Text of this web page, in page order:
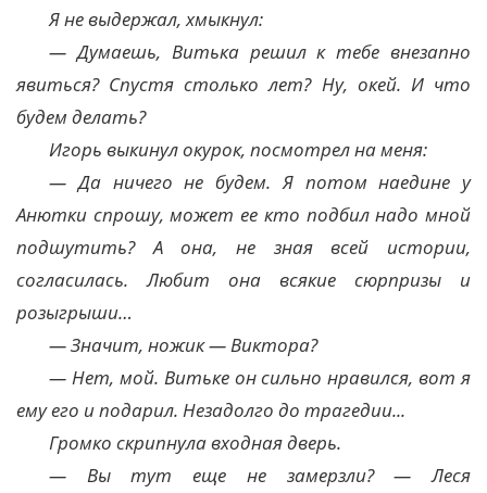
Я не выдержал, хмыкнул:
— Думаешь, Витька решил к тебе внезапно
явиться? Спустя столько лет? Ну, окей. И что
будем делать?
Игорь выкинул окурок, посмотрел на меня:
— Да ничего не будем. Я потом наедине у
Анютки спрошу, может ее кто подбил надо мной
подшутить? А она, не зная всей истории,
согласилась. Любит она всякие сюрпризы и
розыгрыши…
— Значит, ножик — Виктора?
— Нет, мой. Витьке он сильно нравился, вот я
ему его и подарил. Незадолго до трагедии...
Громко скрипнула входная дверь.
— Вы тут еще не замерзли? — Леся